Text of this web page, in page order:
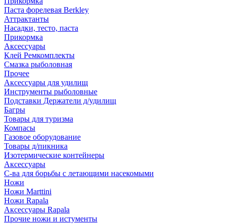
Паста форелевая Berkley
Аттрактанты
Насадки, тесто, паста
Прикормка
Аксессуары
Клей Ремкомплекты
Смазка рыболовная
Прочее
Аксессуары для удилищ
Инструменты рыболовные
Подставки Держатели д/удилищ
Багры
Товары для туризма
Компасы
Газовое оборудование
Товары д/пикника
Изотермические контейнеры
Аксессуары
С-ва для борьбы с летающими насекомыми
Ножи
Ножи Marttini
Ножи Rapala
Аксессуары Rapala
Прочие ножи и истументы